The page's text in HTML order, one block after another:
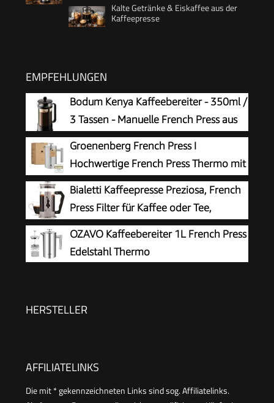
Kalte Getränke & Eiskaffee aus der
Kaffeepresse
EMPFEHLUNGEN
Bodum Kenya Kaffeebereiter - 350ml /
3 Tassen - Manuelle French Press aus
Borosilikatglas und Edelstahl -
Spülmaschinenfest - Made in Portugal
Groenenberg French Press I
Hochwertige French Press Thermo mit
Warmhalte-Funktion I Edelstahl
Kaffeebereiter Kaffeepresse in 3 Größen bis 1
Liter
Bialetti Kaffeepresse Preziosa, French
Press Filter für Kaffee oder Tee,
Gehäuse aus Edelstahl und Behälter
aus Borosilikatglas, spülmaschinenfest, 1 Liter, 8
Tassen, Silber
OZAVO Kaffeebereiter 1L French Press
Edelstahl Thermo
HERSTELLER
AFFILIATELINKS
Die mit * gekennzeichneten Links sind sog. Affiliatelinks.